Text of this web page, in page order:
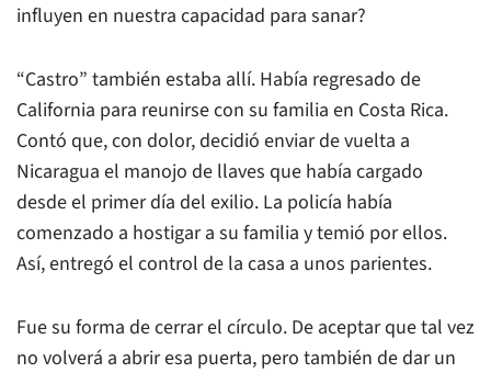
influyen en nuestra capacidad para sanar?
“Castro” también estaba allí. Había regresado de
California para reunirse con su familia en Costa Rica.
Contó que, con dolor, decidió enviar de vuelta a
Nicaragua el manojo de llaves que había cargado
desde el primer día del exilio. La policía había
comenzado a hostigar a su familia y temió por ellos.
Así, entregó el control de la casa a unos parientes.
Fue su forma de cerrar el círculo. De aceptar que tal vez
no volverá a abrir esa puerta, pero también de dar un